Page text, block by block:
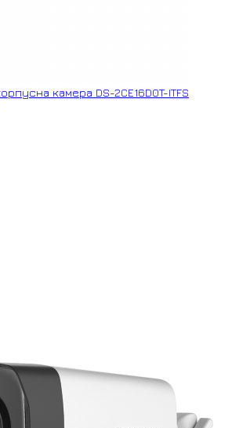
камера DS-2CE16D0T-ITFS